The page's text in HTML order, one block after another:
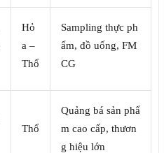
Hỏ
a –
Thổ
Sampling thực ph
ẩm, đồ uống, FM
CG
Thổ
Quảng bá sản phẩ
m cao cấp, thươn
g hiệu lớn